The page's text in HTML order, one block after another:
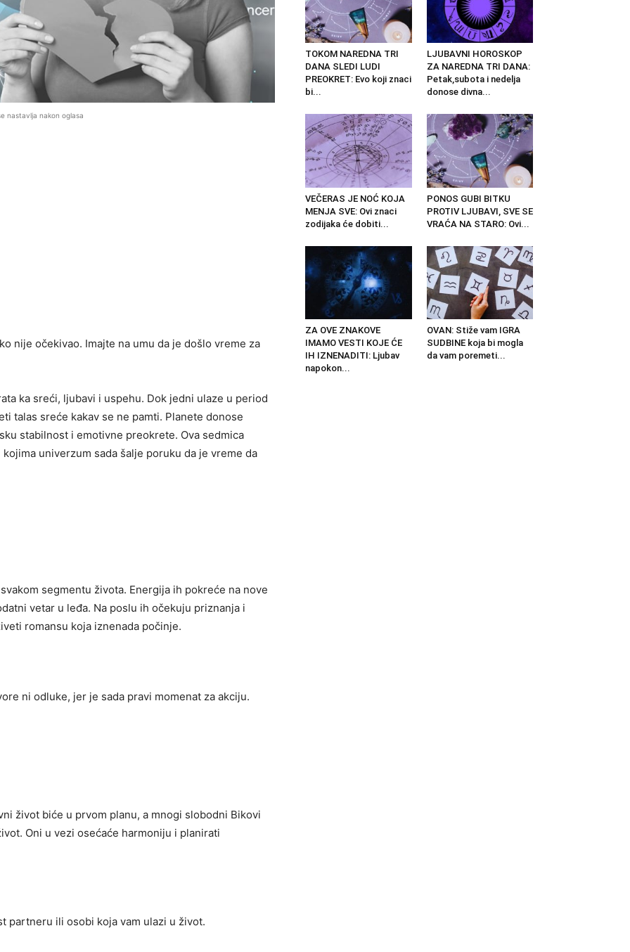
nastavlja nakon oglasa
nije očekivao. Imajte na umu da je došlo vreme za
ka sreći, ljubavi i uspehu. Dok jedni ulaze u period
talas sreće kakav se ne pamti. Planete donose
stabilnost i emotivne preokrete. Ova sedmica
univerzum sada šalje poruku da je vreme da
segmentu života. Energija ih pokreće na nove
vetar u leđa. Na poslu ih očekuju priznanja i
romansu koja iznenada počinje.
ni odluke, jer je sada pravi momenat za akciju.
život biće u prvom planu, a mnogi slobodni Bikovi
Oni u vezi osećaće harmoniju i planirati
partneru ili osobi koja vam ulazi u život.
TOKOM NAREDNA TRI
DANA SLEDI LUDI
PREOKRET: Evo koji znaci
bi...
LJUBAVNI HOROSKOP
ZA NAREDNA TRI DANA:
Petak,subota i nedelja
donose divna...
VEČERAS JE NOĆ KOJA
MENJA SVE: Ovi znaci
zodijaka će dobiti...
PONOS GUBI BITKU
PROTIV LJUBAVI, SVE SE
VRAĆA NA STARO: Ovi...
ZA OVE ZNAKOVE
IMAMO VESTI KOJE ĆE
IH IZNENADITI: Ljubav
napokon...
OVAN: Stiže vam IGRA
SUDBINE koja bi mogla
da vam poremeti...